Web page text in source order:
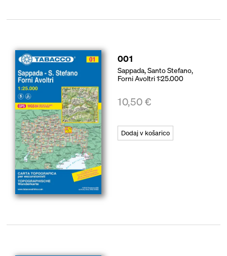
001
Sappada, Santo Stefano,
Forni Avoltri 1:25.000
10,50€
Dodaj v košarico